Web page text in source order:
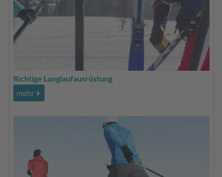
Richtige Langlaufausrüstung
mehr